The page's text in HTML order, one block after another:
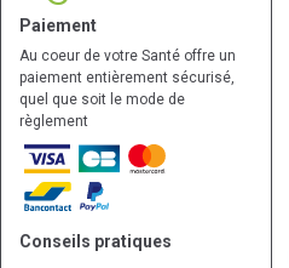
Paiement
Au coeur de votre Santé offre un
paiement entièrement sécurisé,
quel que soit le mode de
règlement
Conseils pratiques